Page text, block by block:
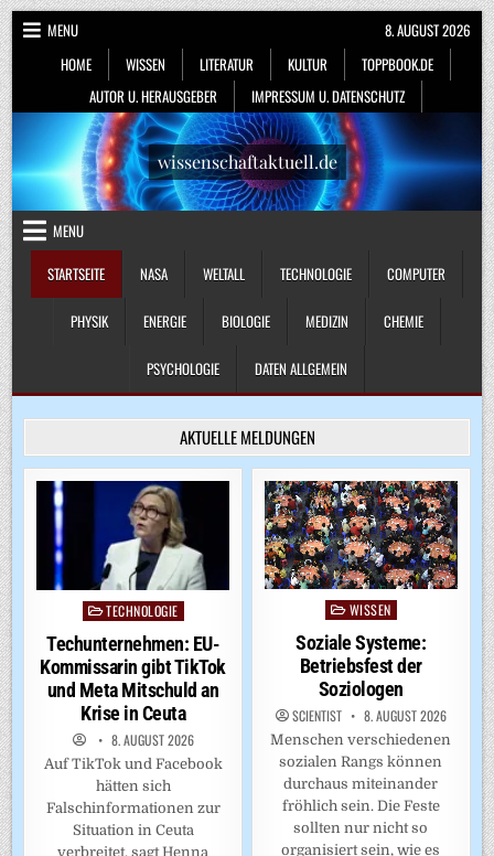
Skip
to
content
MENU
HOME
WISSEN LITERATUR KULTUR
TOPPBOOK.DE
AUTOR U. HERAUSGEBER
IMPRESSUM U. DATENSCHUTZ
8. AUGUST 2026
wissenschaftaktuell.de
MENU
STARTSEITE
NASA WELTALL TECHNOLOGIE COMPUTER
PHYSIK ENERGIE BIOLOGIE MEDIZIN CHEMIE
PSYCHOLOGIE DATEN ALLGEMEIN
AKTUELLE MELDUNGEN
PostedTECHNOLOGIE
Techunternehmen: EU-
Kommissarin gibt TikTok
und Meta Mitschuld an
Krise in Ceuta
8. AUGUST 2026
Auf TikTok und Facebook
hätten sich
Falschinformationen zur
Situation in Ceuta
verbreitet, sagt Henna
Posted
in
WISSEN
Soziale Systeme:
Betriebsfest der
Soziologen
SCIENTIST 8. AUGUST 2026
Menschen verschiedenen
sozialen Rangs können
durchaus miteinander
fröhlich sein. Die Feste
sollten nur nicht so
organisiert sein, wie es